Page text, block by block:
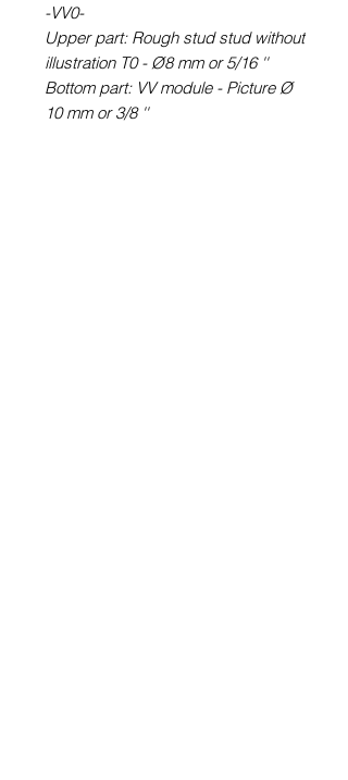
-VV0-
Upper part: Rough stud stud without
illustration T0 - Ø8 mm or 5/16 ''
Bottom part: VV module - Picture Ø
10 mm or 3/8 ''